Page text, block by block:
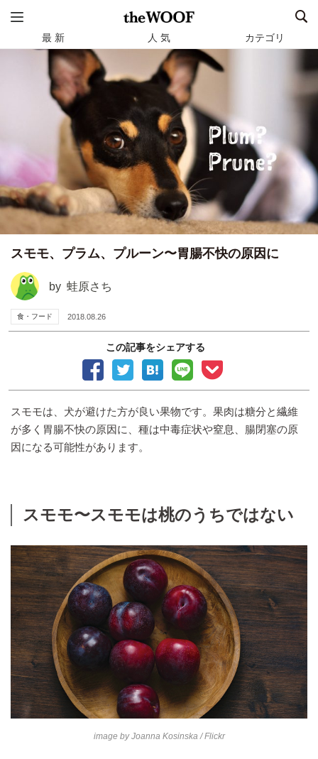
最 新 人 気 カテゴリ
スモモ、プラム、プルーン〜胃腸不快の原因に
by 蛙原さち
食・フード 2018.08.26
この記事をシェアする
スモモは、犬が避けた方が良い果物です。果肉は糖分と繊維
が多く胃腸不快の原因に、種は中毒症状や窒息、腸閉塞の原
因になる可能性があります。
スモモ〜スモモは桃のうちではない
image byJoanna Kosinska / Flickr